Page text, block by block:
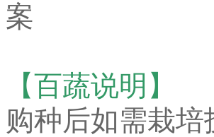
案
【百蔬说明】
购种后如需栽